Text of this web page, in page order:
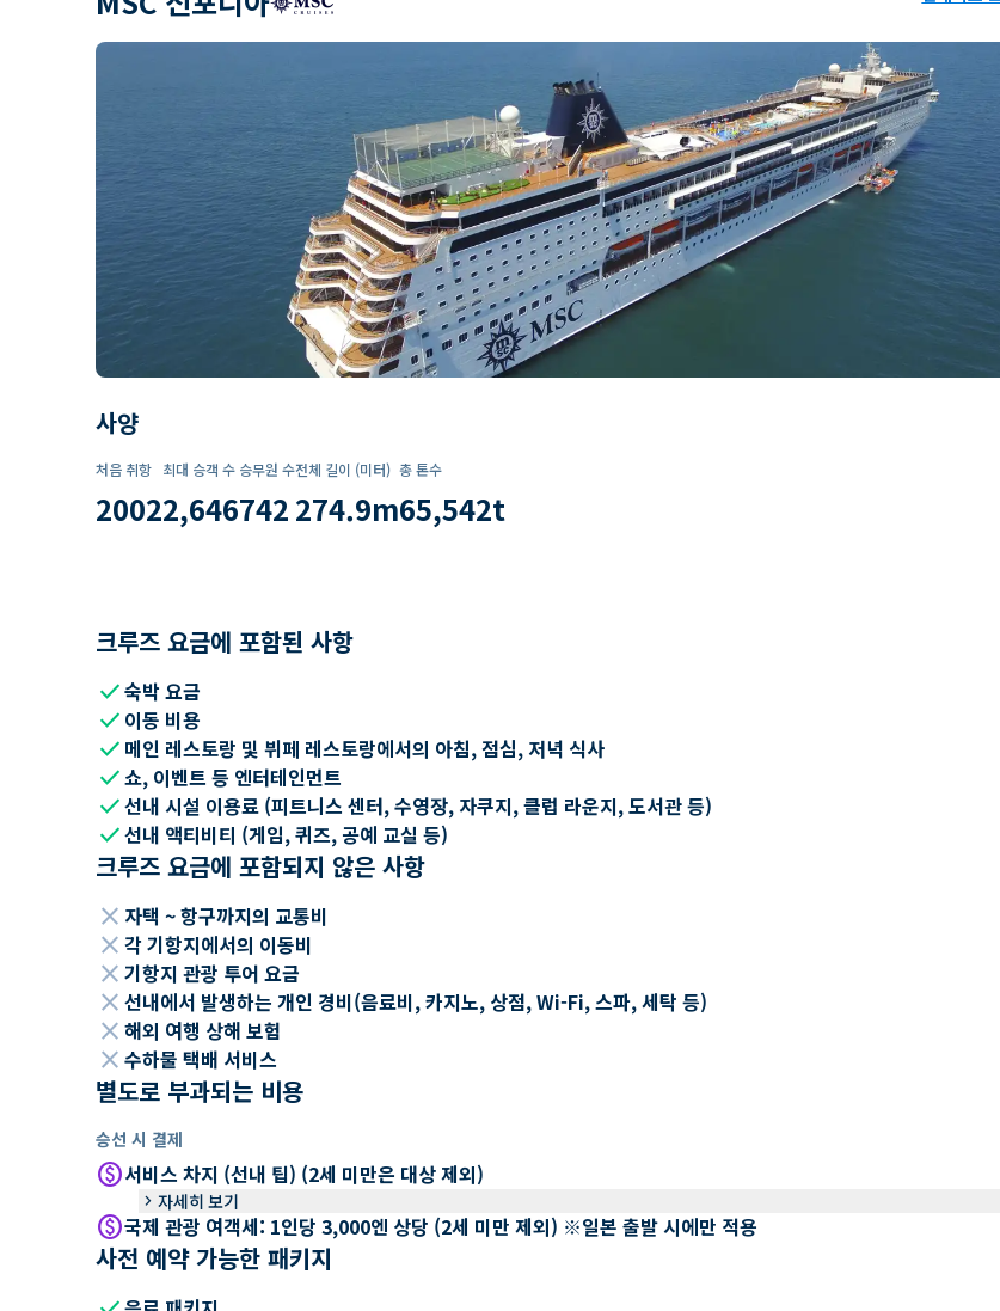
사양
처음 취항
2002
최대 승객 수
2,646
승무원 수
742
전체 길이 (미터)
274.9m
총 톤수
65,542t
크루즈 요금에 포함된 사항
check숙박 요금
check 이동 비용
check 메인 레스토랑 및 뷔페 레스토랑에서의 아침, 점심, 저녁 식사
check쇼, 이벤트 등 엔터테인먼트
check선내 시설 이용료 (피트니스 센터, 수영장, 자쿠지, 클럽 라운지, 도서관 등)
check선내 액티비티 (게임, 퀴즈, 공예 교실 등)
크루즈 요금에 포함되지 않은 사항
close 자택 ~ 항구까지의 교통비
close 각 기항지에서의 이동비
close 기항지 관광 투어 요금
close 선내에서 발생하는 개인 경비(음료비, 카지노, 상점, Wi-Fi, 스파, 세탁 등)
close 해외 여행 상해 보험
close 수하물 택배 서비스
별도로 부과되는 비용
승선 시 결제
paid서비스 차지 (선내 팁) (2세 미만은 대상 제외)
keyboard_arrow_right 자세히 보기
paid국제 관광 여객세: 1인당 3,000엔 상당 (2세 미만 제외) ※일본 출발 시에만 적용
사전 예약 가능한 패키지